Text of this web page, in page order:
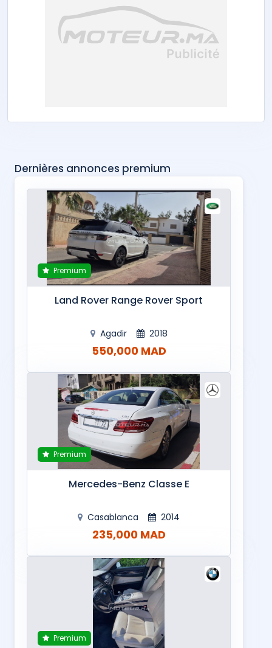
Dernières annonces premium
Premium
Land Rover Range Rover Sport
Agadir 2018
550,000 MAD
Premium
Mercedes-Benz Classe E
Casablanca 2014
235,000 MAD
Premium